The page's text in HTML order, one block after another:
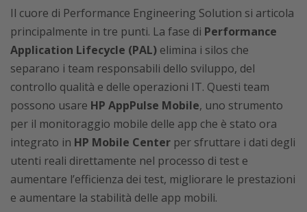
Il cuore di Performance Engineering Solution si articola
principalmente in tre punti. La fase di Performance
Application Lifecycle (PAL) elimina i silos che
separano i team responsabili dello sviluppo, del
controllo qualità e delle operazioni IT. Questi team
possono usare HP AppPulse Mobile, uno strumento
per il monitoraggio mobile delle app che è stato ora
integrato in HP Mobile Center per sfruttare i dati degli
utenti reali direttamente nel processo di test e
aumentare l’efficienza dei test, migliorare le prestazioni
e aumentare la stabilità delle app mobili.